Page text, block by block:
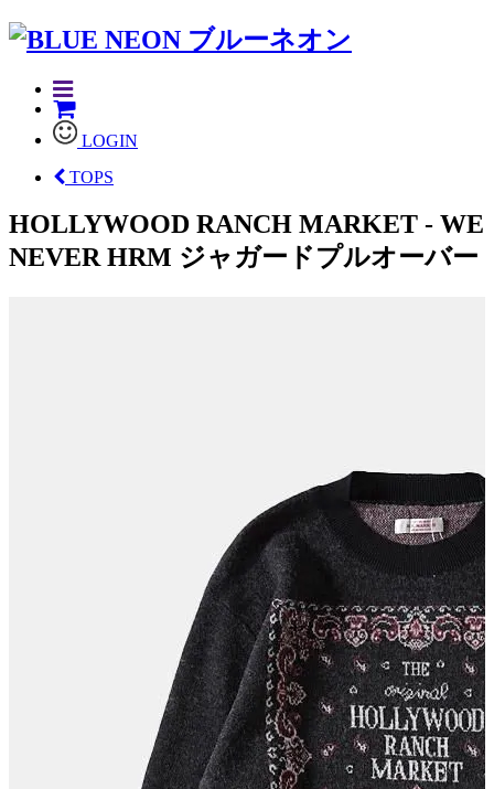
LOGIN
TOPS
HOLLYWOOD RANCH MARKET - WE
NEVER HRM ジャガードプルオーバー